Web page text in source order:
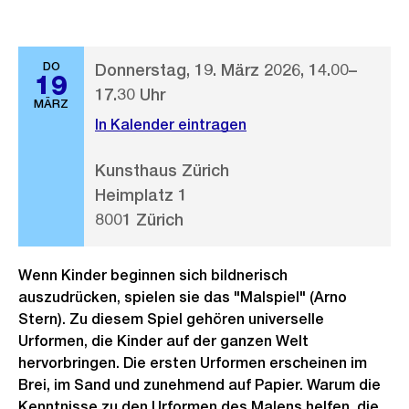
DO
19
MÄRZ
Donnerstag, 19. März 2026, 14.00–
17.30 Uhr
In Kalender eintragen
Kunsthaus Zürich
Heimplatz 1
8001 Zürich
Wenn Kinder beginnen sich bildnerisch
auszudrücken, spielen sie das "Malspiel" (Arno
Stern). Zu diesem Spiel gehören universelle
Urformen, die Kinder auf der ganzen Welt
hervorbringen. Die ersten Urformen erscheinen im
Brei, im Sand und zunehmend auf Papier. Warum die